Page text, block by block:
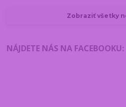
Zobraziť všetky
NÁJDETE NÁS NA FACEBOOKU: